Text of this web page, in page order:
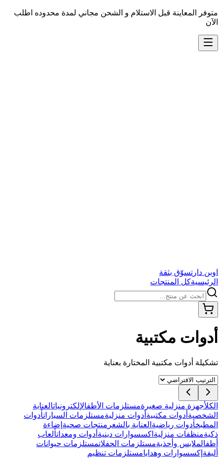
متوفر المعاينة قبل الاستلام و الشحن مجاني لمدة محدوده اطلب
الآن
اوبن دار تسوّق بثقة
الرئيسيةكل المنتجات
أدوات مكتبية
تشكيلة أدوات مكتبية المختارة بعناية
الكلأجهزة منزلية صغيرةمستلزمات الأطفالإلكترونياتالعناية
الشخصية أدوات مكتبية أدوات منزليةمستلزمات السياراتأدوات
المطبخأدوات رياضية العناية بالشعر منتجات صحية إضاءة
ذكيةمنظفات منزلية اكسسوارات دينية أدوات ومعداتألعاب
أطفالملابس وأحذيةمستلزمات الحفلاتمستلزمات حيوانات
أليفة إكسسوارات وهدايامستلزمات تنظيم